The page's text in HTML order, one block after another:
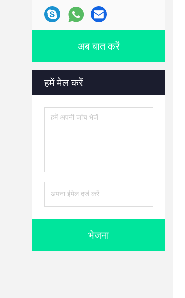
अब बात करें
हमें मेल करें
भेजना